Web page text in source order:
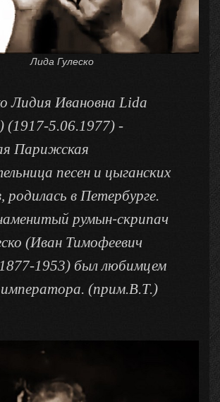
Лида Гулеско
Лидия Ивановна Lida
(1917-5.06.1977) -
Парижская
песен и цыганских
родилась в Петербурге.
румын-скрипач
(Иван Тимофеевич
1953) был любимцем
императора. (прим.В.Т.)